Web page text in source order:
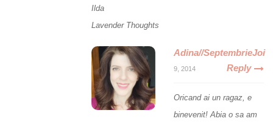
Ilda
Lavender Thoughts
Adina//SeptembrieJoi
9, 2014 Reply
Oricand ai un ragaz, e
binevenit! Abia o sa am